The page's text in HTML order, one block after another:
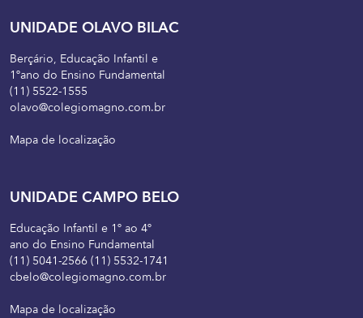
UNIDADE OLAVO BILAC
Berçário, Educação Infantil e
1ºano do Ensino Fundamental
(11) 5522-1555
olavo@colegiomagno.com.br
Mapa de localização
UNIDADE CAMPO BELO
Educação Infantil e 1º ao 4º
ano do Ensino Fundamental
(11) 5041-2566 (11) 5532-1741
cbelo@colegiomagno.com.br
Mapa de localização